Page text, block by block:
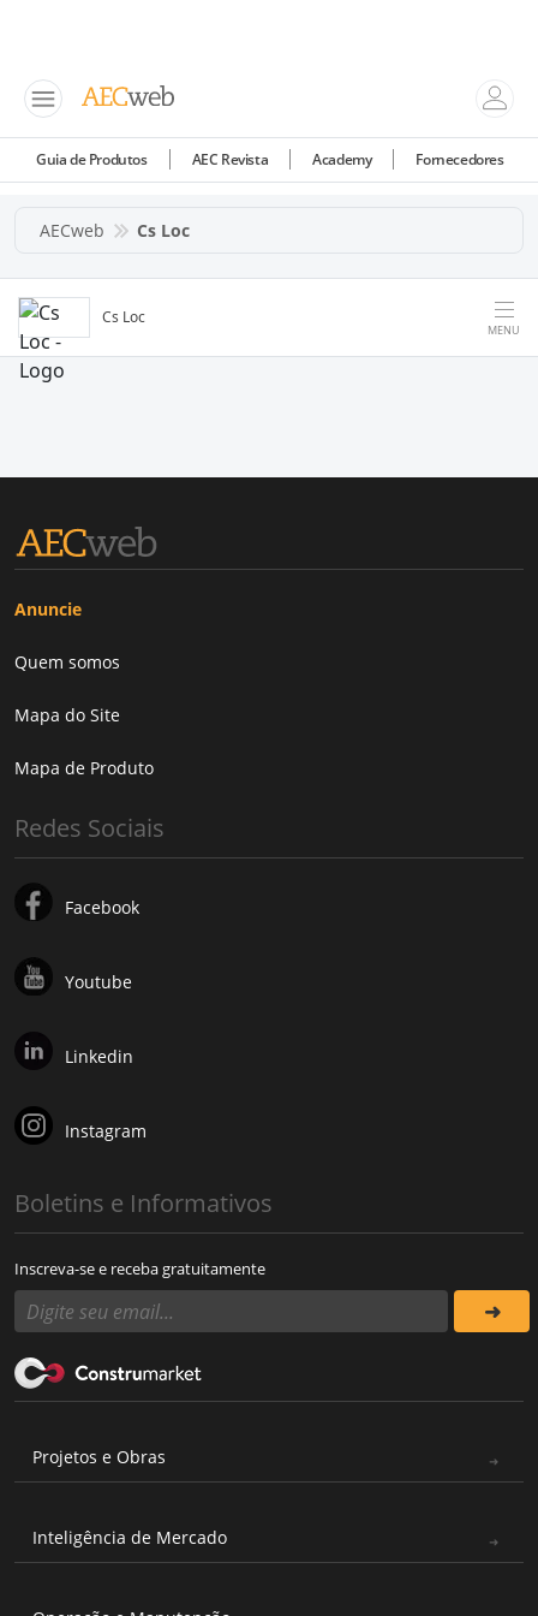
Guia de Produtos AEC Revista Academy Fornecedores
AECweb Cs Loc
Cs Loc
MENU
Anuncie
Quem somos
Mapa do Site
Mapa de Produto
Redes Sociais
Facebook
Youtube
Linkedin
Instagram
Boletins e Informativos
Inscreva-se e receba gratuitamente
Projetos e Obras
Inteligência de Mercado